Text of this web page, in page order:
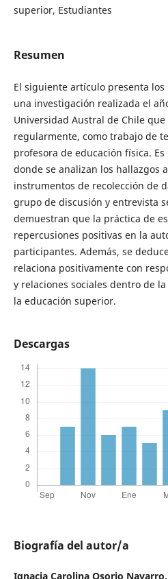
superior, Estudiantes
Resumen
El siguiente artículo presenta
una investigación realizada el
Universidad Austral de Chile
regularmente, como trabajo de
profesora de educación física.
donde se analizan los hallazgos
instrumentos de recolección de
grupo de discusión y entrevista
demuestran que la práctica de
repercusiones positivas en la
participantes. Además, se
relaciona positivamente con
y relaciones sociales dentro de
la educación superior.
Descargas
Biografía del autor/a
Ignacia Carolina Osorio Navarro,